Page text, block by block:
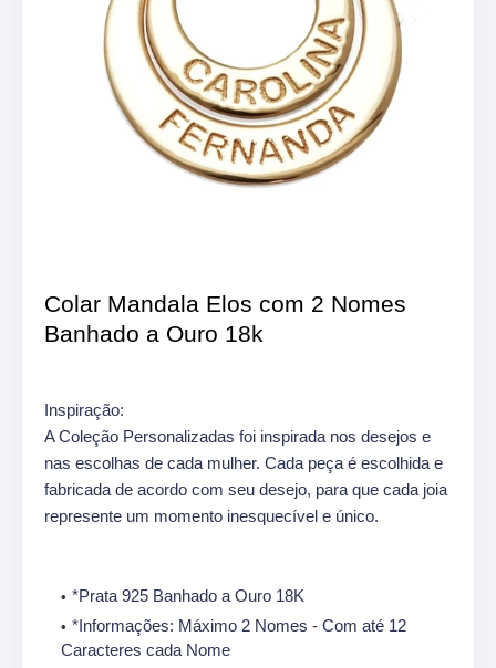
Colar Mandala Elos com 2 Nomes
Banhado a Ouro 18k
Inspiração:
A Coleção Personalizadas foi inspirada nos desejos e
nas escolhas de cada mulher. Cada peça é escolhida e
fabricada de acordo com seu desejo, para que cada joia
represente um momento inesquecível e único.
*Prata 925 Banhado a Ouro 18K
*Informações: Máximo 2 Nomes - Com até 12
Caracteres cada Nome